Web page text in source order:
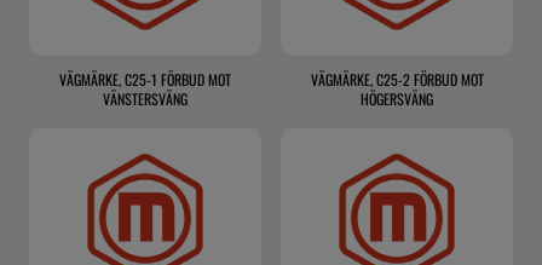
VÄGMÄRKE, C25-1 FÖRBUD MOT
VÄNSTERSVÄNG
VÄGMÄRKE, C25-2 FÖRBUD MOT
HÖGERSVÄNG